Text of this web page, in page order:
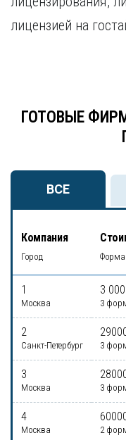
лицензией на
ГОТОВЫЕ
ВСЕ
Компания
Город Форма
1
Москва
3
3
2
Санкт-Петербург 3
3
Москва 3
4
Москва 2